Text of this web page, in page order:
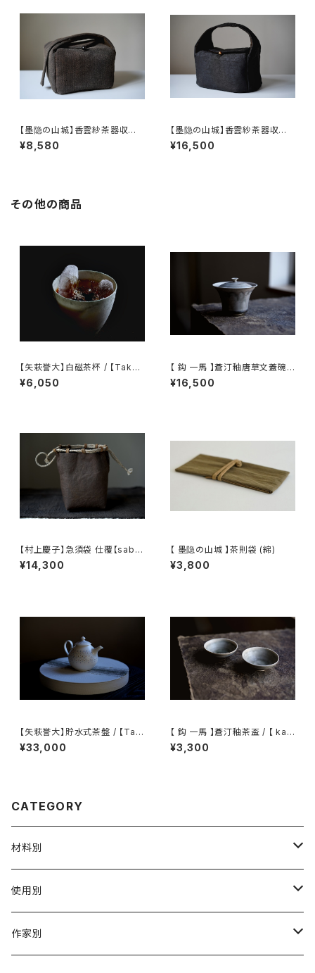
【墨隐の山城】香雲紗茶器収納
バッグ 「内袋分離式のアウトドア
ティーバッグ」
¥8,580
【墨隐の山城】香雲紗茶器収納
バッグ 「内袋分離式のアウトドア
ティーバッグ」
¥16,500
その他の商品
【矢萩誉大】白磁茶杯 / 【Takah
iro Yahagi】teacup
¥6,050
【 鈎 一馬 】蒼汀釉唐草文蓋碗 /
【 kazuma magari 】Gaiwan
¥16,500
【村上慶子】急須袋 仕覆【sabi-
nuno】teapot bag tea cadd
y pouch
¥14,300
【 墨隐の山城 】茶則袋 (綿)
¥3,800
【矢萩誉大】貯水式茶盤 / 【Tak
ahiro Yahagi】Water-Reser
voir Tea Tray
¥33,000
【 鈎 一馬 】蒼汀釉茶盃 / 【 kaz
uma magari 】Teacup
¥3,300
CATEGORY
材料別
陶磁器
ガラス
使用別
茶壺 急须 土瓶
作家別